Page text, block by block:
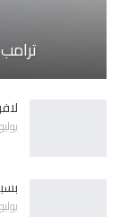
يوليو 24, 2026
يوليو 24, 2026